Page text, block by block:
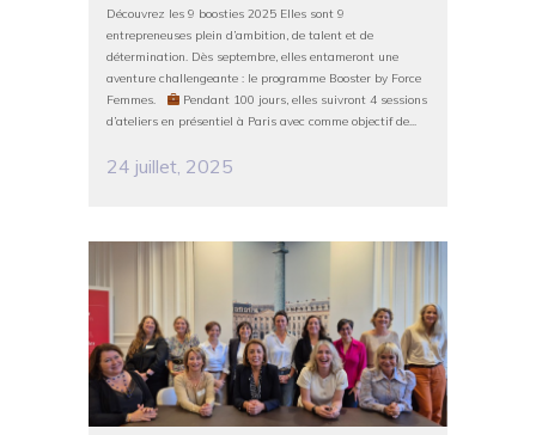
Découvrez les 9 boosties 2025 Elles sont 9
entrepreneuses plein d’ambition, de talent et de
détermination. Dès septembre, elles entameront une
aventure challengeante : le programme Booster by Force
Femmes.
Pendant 100 jours, elles suivront 4 sessions
d’ateliers en présentiel à Paris avec comme objectif de...
24 juillet, 2025